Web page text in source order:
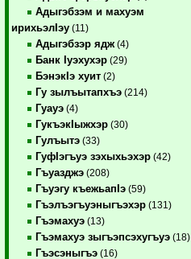
Адыгэбзэм и махуэм
ирихьэлIэу (11)
Адыгэбзэр ядж (4)
Банк Iуэхухэр (29)
БэнэкIэ хуит (2)
Гу зылъытапхъэ (214)
Гуауэ (4)
ГукъэкIыжхэр (30)
Гулъытэ (33)
ГуфIэгъуэ зэхыхьэхэр (42)
Гъуазджэ (208)
Гъуэгу къежьапIэ (59)
Гъэлъэгъуэныгъэхэр (131)
Гъэмахуэ (13)
Гъэмахуэ зыгъэпсэхугъуэ (18)
Гъэсэныгъэ (16)